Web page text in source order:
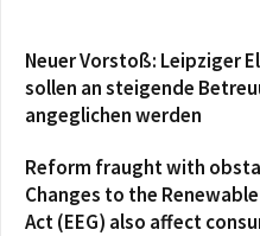
Neuer Vorstoß: Leipziger
sollen an steigende
angeglichen werden
Reform fraught with
Changes to the
Act (EEG) also affect